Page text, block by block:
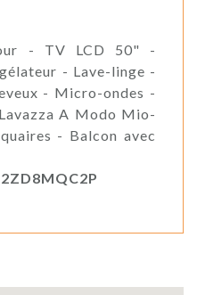
- TV LCD 50" -
- Lave-linge -
- Micro-ondes -
A Modo Mio-
- Balcon avec